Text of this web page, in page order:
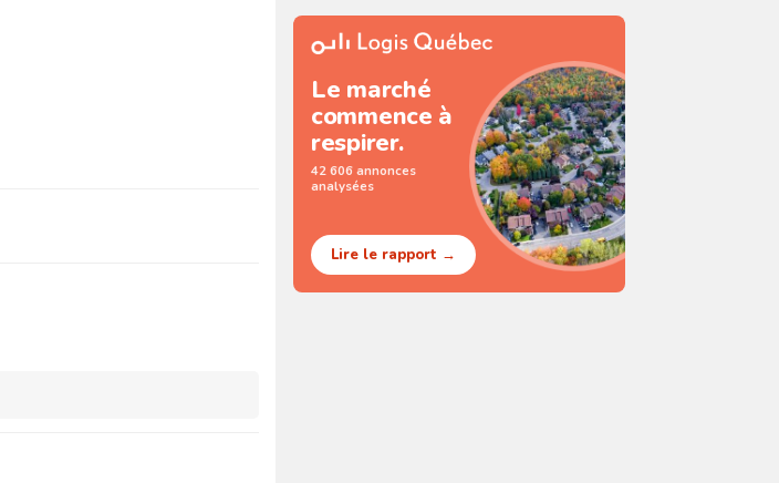
Le marché
commence à
respirer.
42 606 annonces
analysées
Lire le rapport →